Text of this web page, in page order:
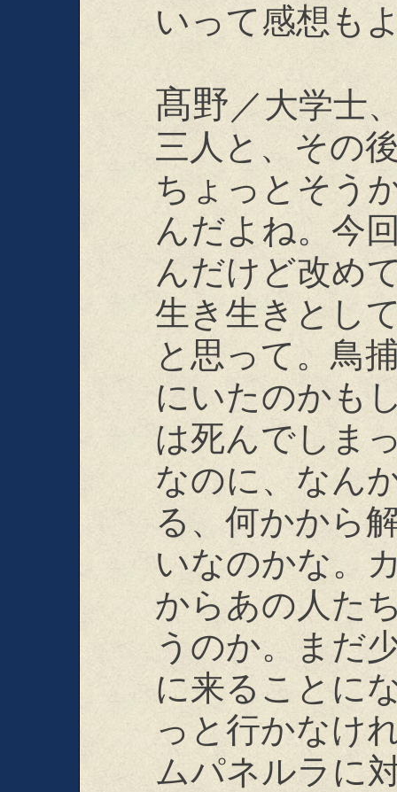
いって感想も
髙野 ／大学士
三人と、その
ちょっとそう
んだよね。今
んだけど改め
生き生きとし
と思って。鳥
にいたのかも
は死んでしま
なのに、なん
る、何かから
いなのかな。
からあの人た
うのか。まだ
に来ることに
っと行かなけ
ムパネルラに